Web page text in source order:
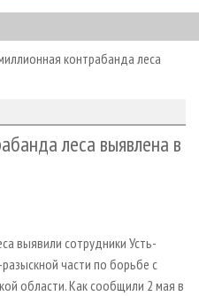
ПЛИТ
контрабанда леса
леса выявлена в
выявили сотрудники Усть-
части по борьбе с
области. Как сообщили 2 мая в